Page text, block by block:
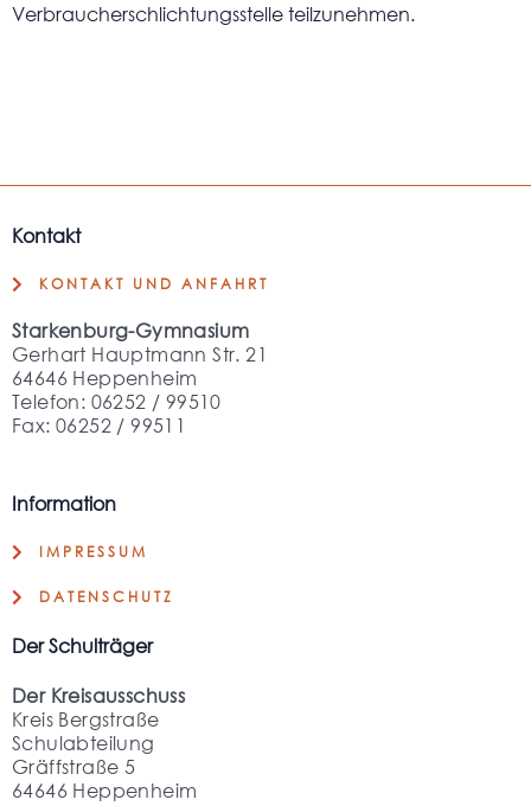
Verbraucherschlichtungsstelle teilzunehmen.
Kontakt
KONTAKT UND ANFAHRT
Starkenburg-Gymnasium
Gerhart Hauptmann Str. 21
64646 Heppenheim
Telefon: 06252 / 99510
Fax: 06252 / 99511
Information
IMPRESSUM
DATENSCHUTZ
Der Schulträger
Der Kreisausschuss
Kreis Bergstraße
Schulabteilung
Gräffstraße 5
64646 Heppenheim